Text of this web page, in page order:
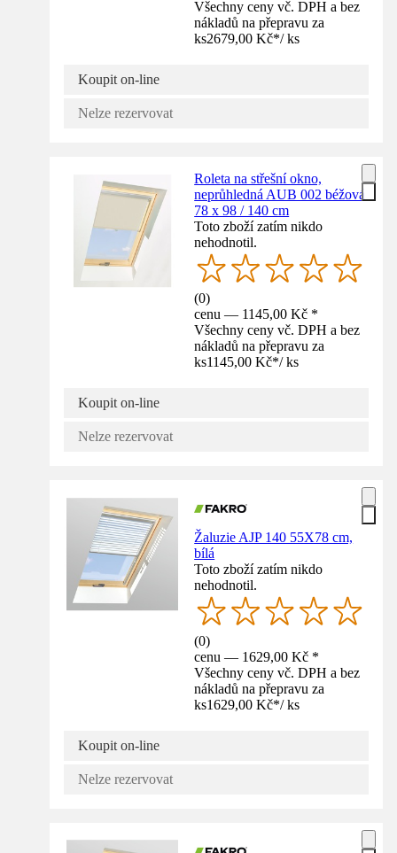
Všechny ceny vč. DPH a bez
nákladů na přepravu za
ks2679,00 Kč*/ ks
Koupit on-line
Nelze rezervovat
Roleta na střešní okno,
neprůhledná AUB 002 béžová
78 x 98 / 140 cm
Toto zboží zatím nikdo
nehodnotil.
(0)
cenu — 1145,00 Kč *
Všechny ceny vč. DPH a bez
nákladů na přepravu za
ks1145,00 Kč*/ ks
Koupit on-line
Nelze rezervovat
Žaluzie AJP 140 55X78 cm,
bílá
Toto zboží zatím nikdo
nehodnotil.
(0)
cenu — 1629,00 Kč *
Všechny ceny vč. DPH a bez
nákladů na přepravu za
ks1629,00 Kč*/ ks
Koupit on-line
Nelze rezervovat